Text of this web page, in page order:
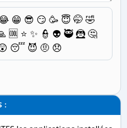
😁 😎 😏 🥳 😇 🤭 🤣
🆒 ⭐ ✨ 👮 👽 🥷 🦹 🤔
😴 😈 🤨 😞
: